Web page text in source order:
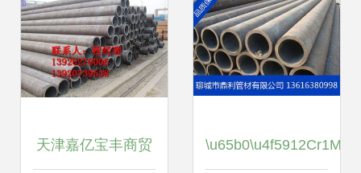
天津嘉亿宝丰商贸